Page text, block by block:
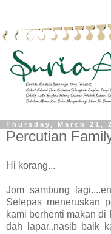
Thursday, March 21,
Percutian
Hi korang...
Jom sambung
Selepas meneruskan
kami berhenti makan
dah lapar..nasib baik